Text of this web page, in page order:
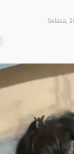
Selasa,